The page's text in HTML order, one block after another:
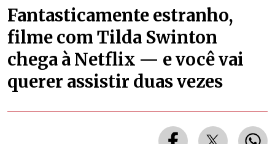
Fantasticamente estranho,
filme com Tilda Swinton
chega à Netflix — e você vai
querer assistir duas vezes